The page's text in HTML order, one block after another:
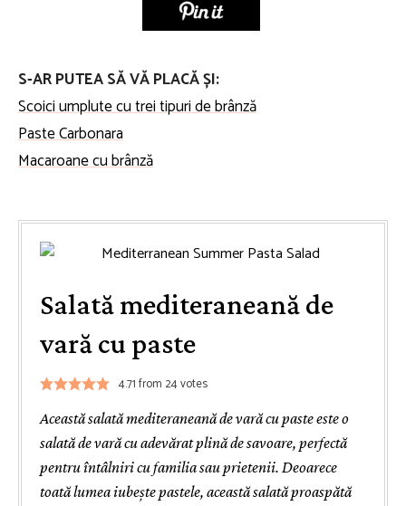
S-AR PUTEA SĂ VĂ PLACĂ ȘI:
Scoici umplute cu trei tipuri de brânză
Paste Carbonara
Macaroane cu brânză
Salată mediteraneană de
vară cu paste
4.71from 24votes
Această salată mediteraneană de vară cu paste este o
salată de vară cu adevărat plină de savoare, perfectă
pentru întâlniri cu familia sau prietenii. Deoarece
toată lumea iubește pastele, această salată proaspătă